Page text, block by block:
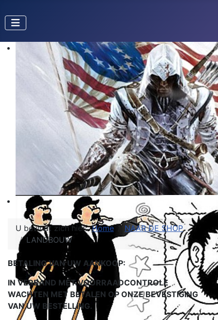
U bevindt zich hier:Home
NAAR DE SHOP
LANDBOUW
BETALING VAN UW AANKOOP:
IN VERBAND MET VOORRAADCONTROLE
WACHTEN MET BETALEN OP ONZE BEVESTIGING
VAN UW BESTELLING.